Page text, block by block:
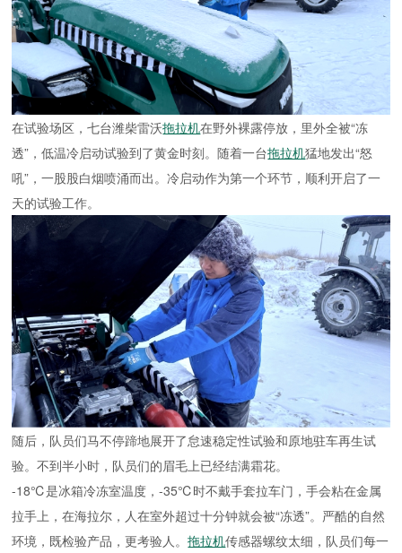
在试验场区，七台潍柴雷沃拖拉机在野外裸露停放，里外全被“冻
透”，低温冷启动试验到了黄金时刻。随着一台拖拉机猛地发出“怒
吼”，一股股白烟喷涌而出。冷启动作为第一个环节，顺利开启了一
天的试验工作。
随后，队员们马不停蹄地展开了怠速稳定性试验和原地驻车再生试
验。不到半小时，队员们的眉毛上已经结满霜花。
-18℃是冰箱冷冻室温度，-35℃时不戴手套拉车门，手会粘在金属
拉手上，在海拉尔，人在室外超过十分钟就会被“冻透”。严酷的自然
环境，既检验产品，更考验人。拖拉机传感器螺纹太细，队员们每一